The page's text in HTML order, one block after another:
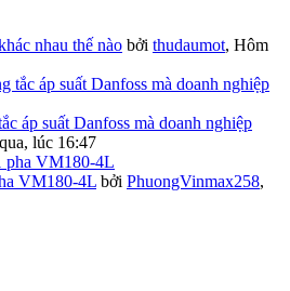
nhau thế nào bởi thudaumot, Hôm
áp suất Danfoss mà doanh nghiệp
lúc 16:47
VM180-4L bởi PhuongVinmax258,